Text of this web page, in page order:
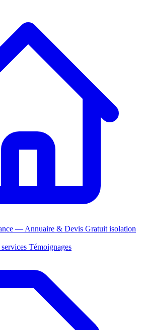
— Annuaire & Devis Gratuit isolation
Témoignages